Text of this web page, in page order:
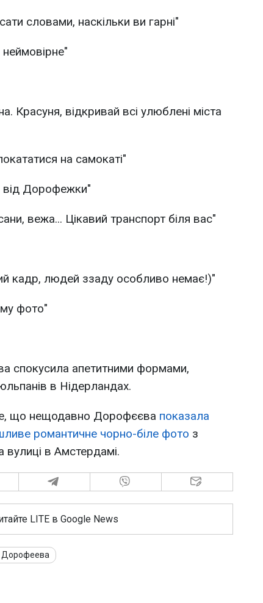
словами, наскільки ви гарні"
Красуня, відкривай всі улюблені міста
на самокаті"
від Дорофежки"
вежа... Цікавий транспорт біля вас"
кадр, людей ззаду особливо немає!)"
фото"
спокусила апетитними формами,
в Нідерландах.
що нещодавно Дорофєєва показала
романтичне чорно-біле фото з
вулиці в Амстердамі.
LITE в Google News
Дорофеева